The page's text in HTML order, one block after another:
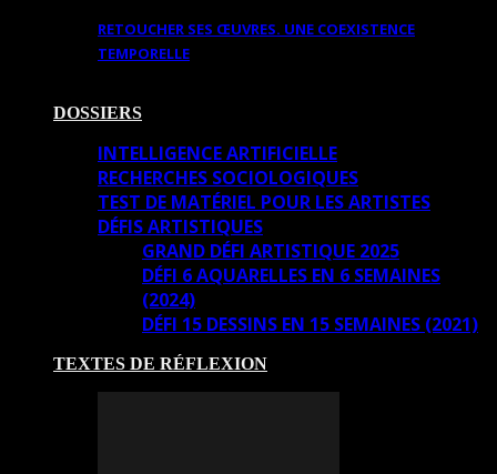
RETOUCHER SES ŒUVRES. UNE COEXISTENCE
TEMPORELLE
DOSSIERS
INTELLIGENCE ARTIFICIELLE
RECHERCHES SOCIOLOGIQUES
TEST DE MATÉRIEL POUR LES ARTISTES
DÉFIS ARTISTIQUES
GRAND DÉFI ARTISTIQUE 2025
DÉFI 6 AQUARELLES EN 6 SEMAINES
(2024)
DÉFI 15 DESSINS EN 15 SEMAINES (2021)
TEXTES DE RÉFLEXION